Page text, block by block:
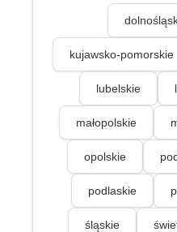
kujawsko-pomorskie
lubelskie
małopolskie
opolskie
podlaskie
śląskie